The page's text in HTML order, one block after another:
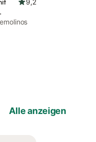
9,2
Alle anzeigen